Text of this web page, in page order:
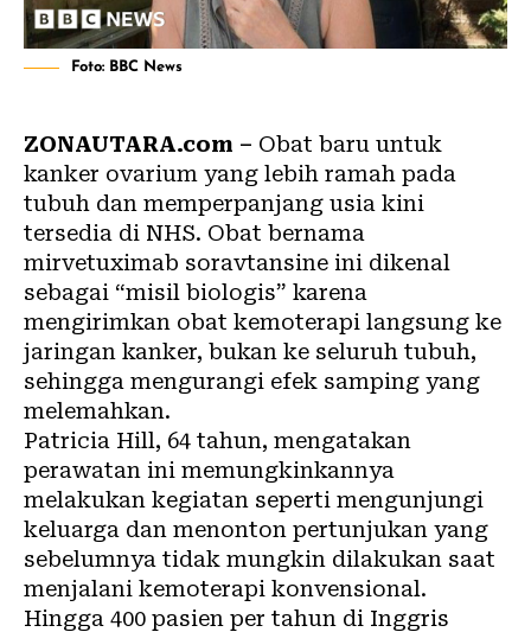
Foto: BBC News
ZONAUTARA.com – Obat baru untuk
kanker ovarium yang lebih ramah pada
tubuh dan memperpanjang usia kini
tersedia di NHS. Obat bernama
mirvetuximab soravtansine ini dikenal
sebagai “misil biologis” karena
mengirimkan obat kemoterapi langsung ke
jaringan kanker, bukan ke seluruh tubuh,
sehingga mengurangi efek samping yang
melemahkan.
Patricia Hill, 64 tahun, mengatakan
perawatan ini memungkinkannya
melakukan kegiatan seperti mengunjungi
keluarga dan menonton pertunjukan yang
sebelumnya tidak mungkin dilakukan saat
menjalani kemoterapi konvensional.
Hingga 400 pasien per tahun di Inggris